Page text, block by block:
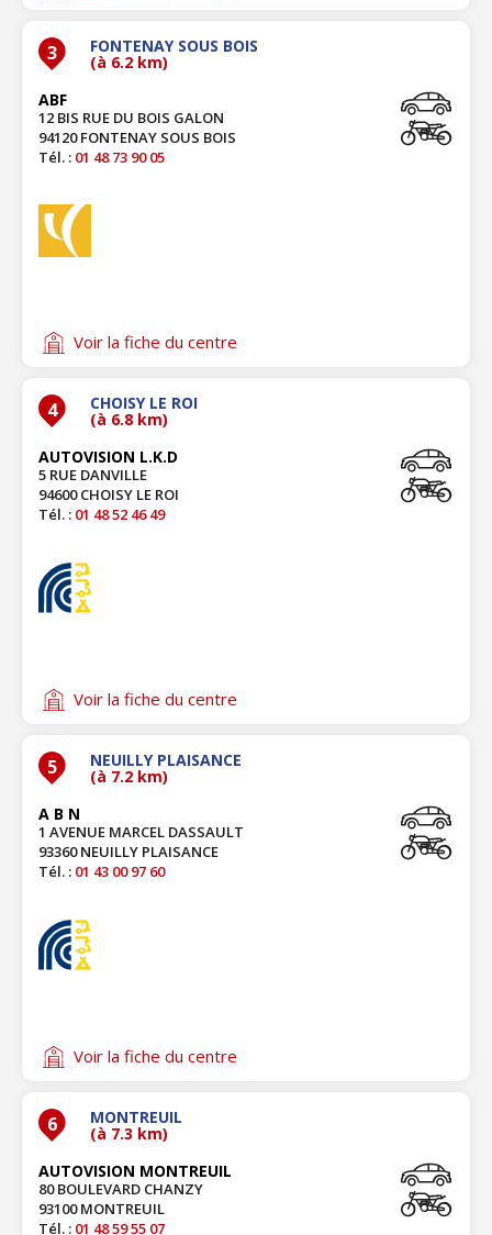
3 FONTENAY SOUS BOIS
(à 6.2 km)
ABF
12 BIS RUE DU BOIS GALON
94120 FONTENAY SOUS BOIS
Tél. : 01 48 73 90 05
Voir la fiche du centre
4 CHOISY LE ROI
(à 6.8 km)
AUTOVISION L.K.D
5 RUE DANVILLE
94600 CHOISY LE ROI
Tél. : 01 48 52 46 49
Voir la fiche du centre
5 NEUILLY PLAISANCE
(à 7.2 km)
A B N
1 AVENUE MARCEL DASSAULT
93360 NEUILLY PLAISANCE
Tél. : 01 43 00 97 60
Voir la fiche du centre
6 MONTREUIL
(à 7.3 km)
AUTOVISION MONTREUIL
80 BOULEVARD CHANZY
93100 MONTREUIL
Tél. : 01 48 59 55 07